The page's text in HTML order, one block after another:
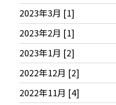
2023年3月 [1]
2023年2月 [1]
2023年1月 [2]
2022年12月 [2]
2022年11月 [4]